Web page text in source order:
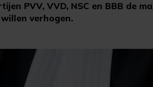
PVV, VVD, NSC en BBB de
verhogen.